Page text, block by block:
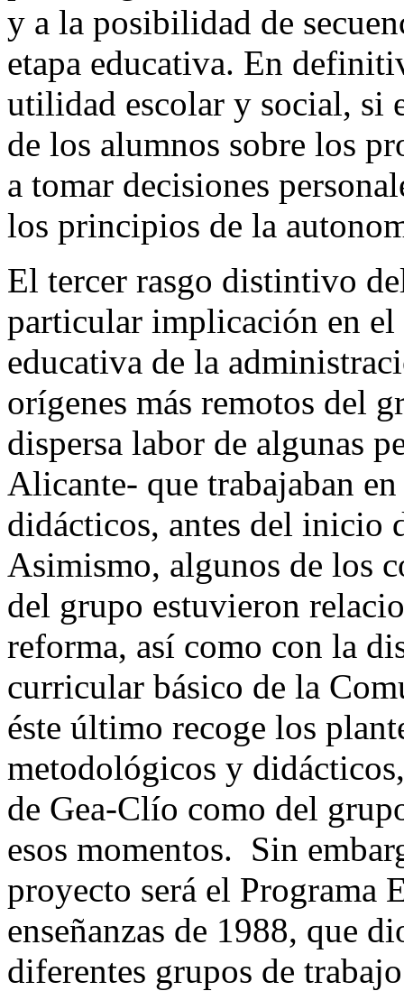
y a la posibilidad de
etapa educativa. En
utilidad escolar y social, si
de los alumnos sobre los
a tomar decisiones
los principios de la
El tercer rasgo distintivo
particular implicación en
educativa de la
orígenes más remotos del
dispersa labor de algunas
Alicante- que trabajaban
didácticos, antes del inicio
Asimismo, algunos de los
del grupo estuvieron
reforma, así como con la
curricular básico de la
éste último recoge los
metodológicos y
de Gea-Clío como del
esos momentos. Sin
proyecto será el Programa
enseñanzas de 1988, que
diferentes grupos de